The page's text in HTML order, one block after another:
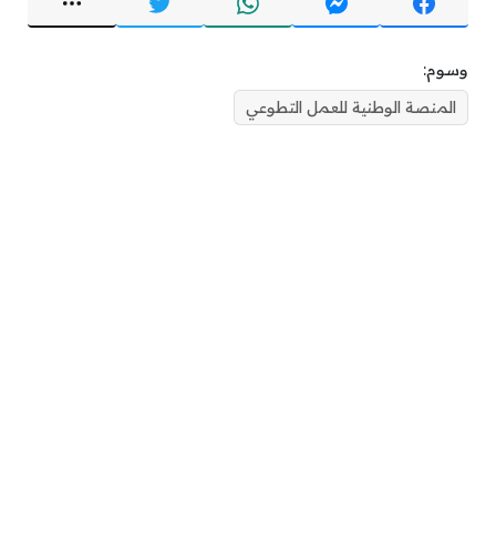
وسوم:
المنصة الوطنية للعمل التطوعي